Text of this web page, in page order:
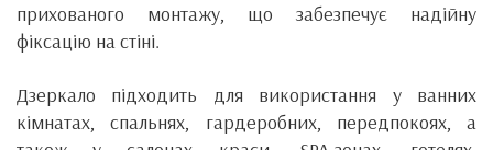
прихованого монтажу, що забезпечує надійну
фіксацію на стіні.
Дзеркало підходить для використання у ванних
кімнатах, спальнях, гардеробних, передпокоях, а